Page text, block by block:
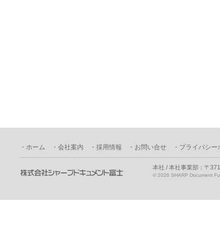
・ホーム ・会社案内 ・採用情報 ・お問い合せ ・プライバシ
本社 / 本社事業部：〒
© 2026 SHARP Document